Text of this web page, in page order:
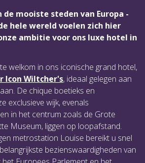
de mooiste steden van Europa -
hele wereld voelen zich hier
ambitie voor ons luxe hotel in
welkom in ons iconische grand hotel,
Icon Wiltcher's, ideaal gelegen aan
De chique boetieks en
exclusieve wijk, evenals
in het centrum zoals de Grote
Museum, liggen op loopafstand.
metrostation Louise bereikt u snel
bezienswaardigheden van